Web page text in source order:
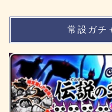
常設ガチ